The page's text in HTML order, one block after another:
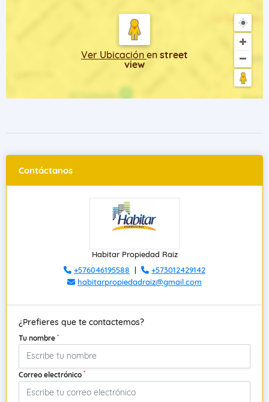
Ver Ubicación en street
view
Contáctanos
Habitar Propiedad Raiz
+576046195588 |
+573012429142
habitarpropiedadraiz@gmail.com
¿Prefieres que te contactemos?
Tu nombre *
Correo electrónico *